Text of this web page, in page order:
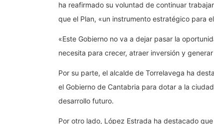
ha reafirmado su voluntad de continuar
que el Plan, «un instrumento estratégico para
«Este Gobierno no va a dejar pasar la
necesita para crecer, atraer inversión y
Por su parte, el alcalde de Torrelavega ha
el Gobierno de Cantabria para dotar a la
desarrollo futuro.
Por otro lado, López Estrada ha destacado